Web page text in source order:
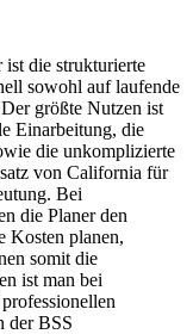
die strukturierte
sowohl auf laufende
größte Nutzen ist
Einarbeitung, die
die unkomplizierte
von California für
Bei
die Planer den
Kosten planen,
somit die
ist man bei
der BSS